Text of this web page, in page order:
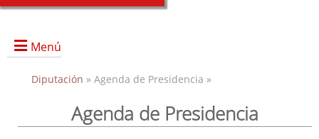
Menú
Presidencia
Diputación » Agenda de Presidencia »
Agenda de Presidencia